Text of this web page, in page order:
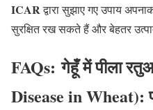
ICARद्वारा सुझाए गए उपाय
सुरक्षित रख सकते हैं और बेहतर
FAQs:गेहूँ में पीला
Disease in Wheat):